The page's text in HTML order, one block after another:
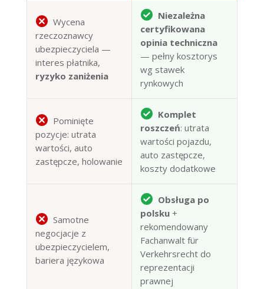
Wycena
rzeczoznawcy
ubezpieczyciela —
interes płatnika,
ryzyko zaniżenia
Niezależna
certyfikowana
opinia techniczna
— pełny kosztorys
wg stawek
rynkowych
Pominięte
pozycje: utrata
wartości, auto
zastępcze, holowanie
Komplet
roszczeń: utrata
wartości pojazdu,
auto zastępcze,
koszty dodatkowe
Samotne
negocjacje z
ubezpieczycielem,
bariera językowa
Obsługa po
polsku+
rekomendowany
Fachanwalt für
Verkehrsrecht do
reprezentacji
prawnej